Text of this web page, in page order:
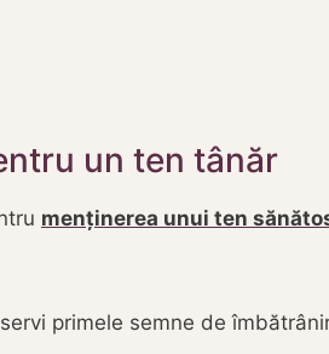
un ten tânăr
menținerea unui ten
primele semne de